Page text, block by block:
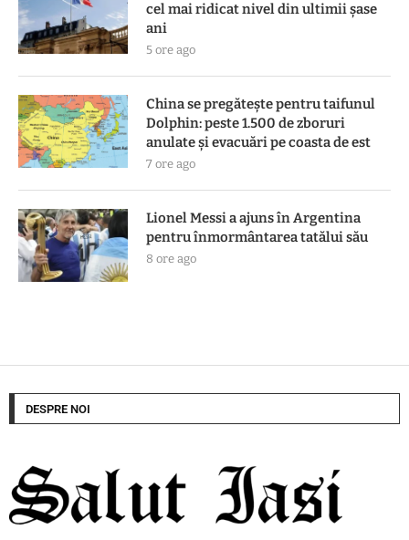
cel mai ridicat nivel din ultimii șase
ani
5 ore ago
China se pregătește pentru taifunul
Dolphin: peste 1.500 de zboruri
anulate și evacuări pe coasta de est
7 ore ago
Lionel Messi a ajuns în Argentina
pentru înmormântarea tatălui său
8 ore ago
DESPRE NOI